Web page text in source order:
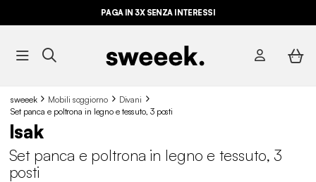
PAGA IN 3X SENZA INTERESSI
sweeek Mobili soggiorno
Divani
Set panca e poltrona in legno e tessuto, 3 posti
Isak
Set panca e poltrona in legno e tessuto, 3
posti